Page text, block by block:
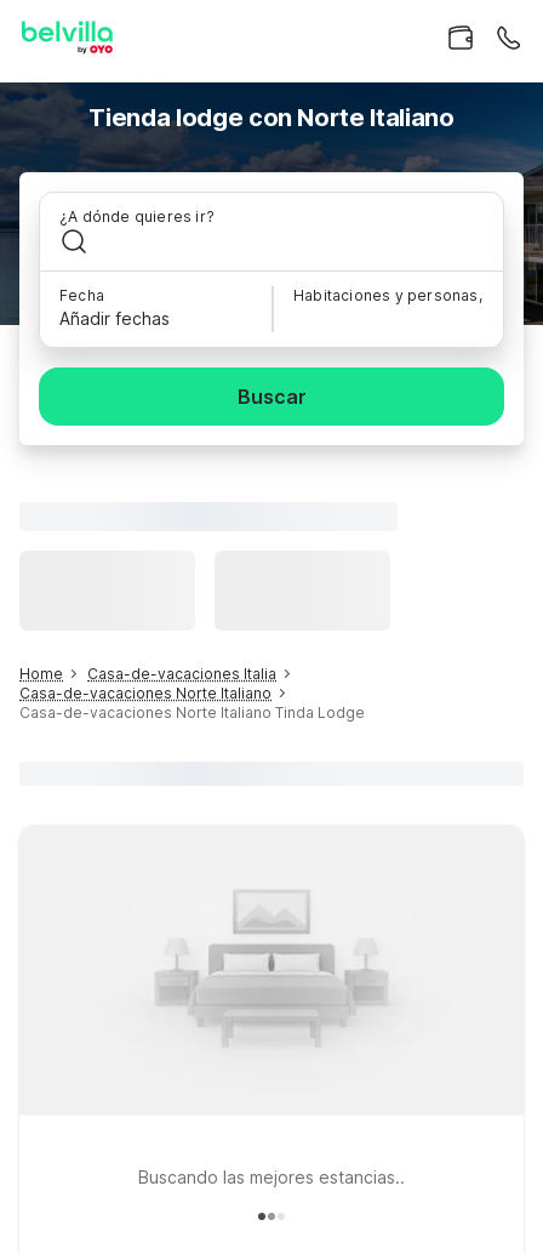
Tienda lodge con Norte Italiano
¿A dónde quieres ir?
Fecha
Añadir fechas
Habitaciones y personas,
Buscar
Home
Casa-de-vacaciones Italia
Casa-de-vacaciones Norte Italiano
Casa-de-vacaciones Norte Italiano Tinda Lodge
Buscando las mejores estancias..